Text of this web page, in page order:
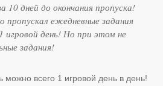
10 дней до окончания пропуска!
пропускал ежедневные задания
игровой день! Но при этом не
задания!
можно всего 1 игровой день в день!